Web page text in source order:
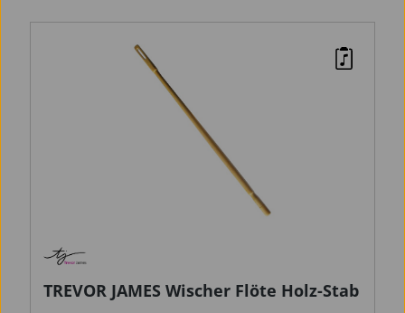
TREVOR JAMES Wischer Flöte Holz-Stab